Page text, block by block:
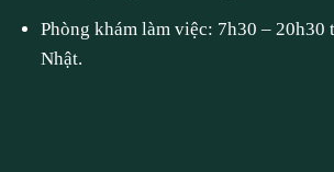
Phòng khám làm việc: 7h30 – 20h30
Nhật.